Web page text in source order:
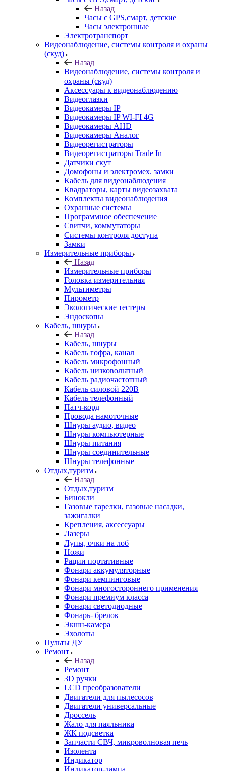
Назад
Часы с GPS,смарт, детские
Часы электронные
Электротранспорт
Видеонаблюдение, системы контроля и охраны
(скуд)
Назад
Видеонаблюдение, системы контроля и
охраны (скуд)
Аксессуары к видеонаблюдению
Видеоглазки
Видеокамеры IP
Видеокамеры IP WI-FI 4G
Видеокамеры AHD
Видеокамеры Аналог
Видеорегистраторы
Видеорегистраторы Trade In
Датчики скут
Домофоны и электромех. замки
Кабель для видеонаблюдения
Квадраторы, карты видеозахвата
Комплекты видеонаблюдения
Охранные системы
Программное обеспечение
Свитчи, коммутаторы
Системы контроля доступа
Замки
Измерительные приборы
Назад
Измерительные приборы
Головка измерительная
Мультиметры
Пирометр
Экологические тестеры
Эндоскопы
Кабель, шнуры
Назад
Кабель, шнуры
Кабель гофра, канал
Кабель микрофонный
Кабель низковольтный
Кабель радиочастотный
Кабель силовой 220В
Кабель телефонный
Патч-корд
Провода намоточные
Шнуры аудио, видео
Шнуры компьютерные
Шнуры питания
Шнуры соединительные
Шнуры телефонные
Отдых,туризм
Назад
Отдых,туризм
Бинокли
Газовые гарелки, газовые насадки,
зажигалки
Крепления, аксессуары
Лазеры
Лупы, очки на лоб
Ножи
Рации портативные
Фонари аккумуляторные
Фонари кемпинговые
Фонари многостороннего применения
Фонари премиум класса
Фонари светодиодные
Фонарь- брелок
Экшн-камера
Эхолоты
Пульты ДУ
Ремонт
Назад
Ремонт
3D ручки
LCD преобразователи
Двигатели для пылесосов
Двигатели универсальные
Дроссель
Жало для паяльника
ЖК подсветка
Запчасти СВЧ, микроволновая печь
Изолента
Индикатор
Индикатор-лампа